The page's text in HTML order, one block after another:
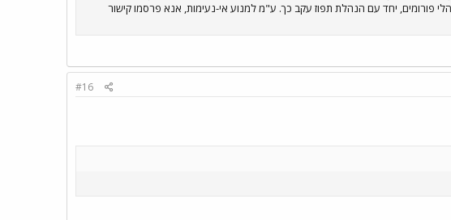
פורומים, יחד עם הנהלת תפוז עקב כך. ע"מ למנוע אי-נעימות, אנא פרסמו קישור
#16